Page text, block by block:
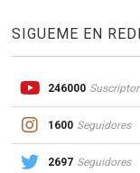
SIGUEME EN
246000
1600 Seguidores
2697 Seguidores